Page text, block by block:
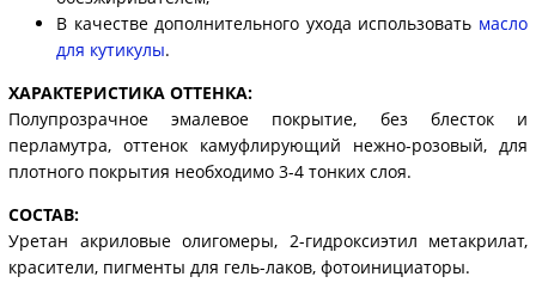
В качестве дополнительного ухода использовать масло
для кутикулы.
ХАРАКТЕРИСТИКА ОТТЕНКА:
Полупрозрачное эмалевое покрытие, без блесток и
перламутра, оттенок камуфлирующий нежно-розовый, для
плотного покрытия необходимо 3-4 тонких слоя.
СОСТАВ:
Уретан акриловые олигомеры, 2-гидроксиэтил метакрилат,
красители, пигменты для гель-лаков, фотоинициаторы.